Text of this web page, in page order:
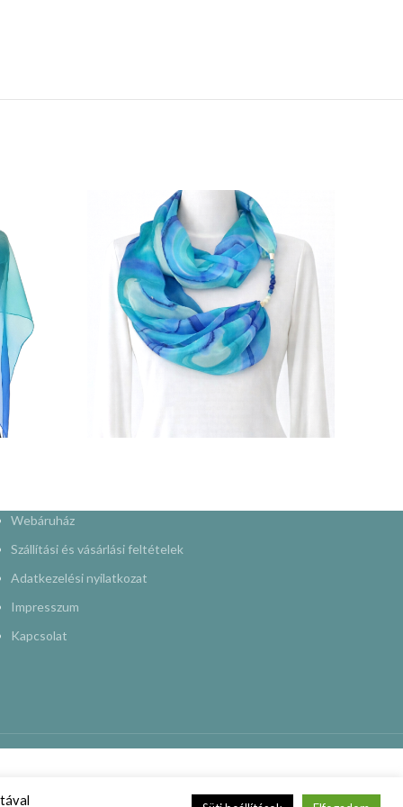
Webáruház
Szállítási és vásárlási feltételek
Adatkezelési nyilatkozat
Impresszum
Kapcsolat